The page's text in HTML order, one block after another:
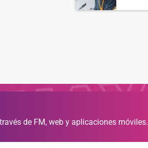
de FM, web y aplicaciones móviles.